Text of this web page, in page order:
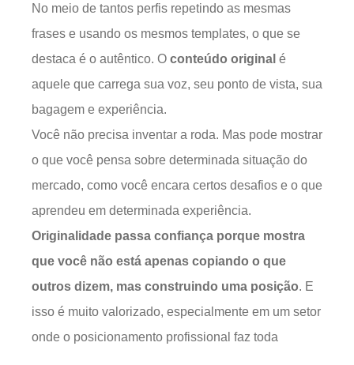
No meio de tantos perfis repetindo as mesmas
frases e usando os mesmos templates, o que se
destaca é o autêntico. O conteúdo original é
aquele que carrega sua voz, seu ponto de vista, sua
bagagem e experiência.
Você não precisa inventar a roda. Mas pode mostrar
o que você pensa sobre determinada situação do
mercado, como você encara certos desafios e o que
aprendeu em determinada experiência.
Originalidade passa confiança porque mostra
que você não está apenas copiando o que
outros dizem, mas construindo uma posição. E
isso é muito valorizado, especialmente em um setor
onde o posicionamento profissional faz toda